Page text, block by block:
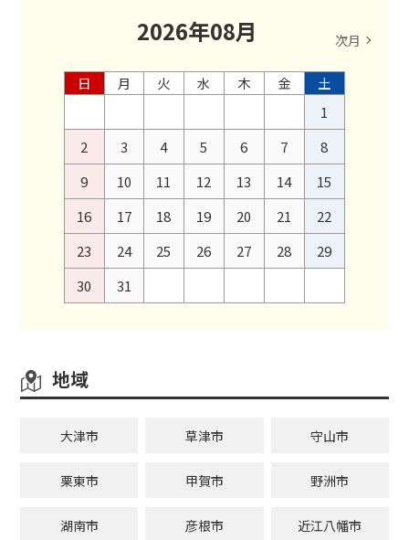
2026年08月 次月
日 月 火 水 木 金
土
1
2
3 4 5 6 7
8
9
10 11 12 13 14
15
16
17 18 19 20 21
22
23
24 25 26 27 28
29
30
31
地域
大津市 草津市 守山市
栗東市 甲賀市 野洲市
湖南市 彦根市 近江八幡市